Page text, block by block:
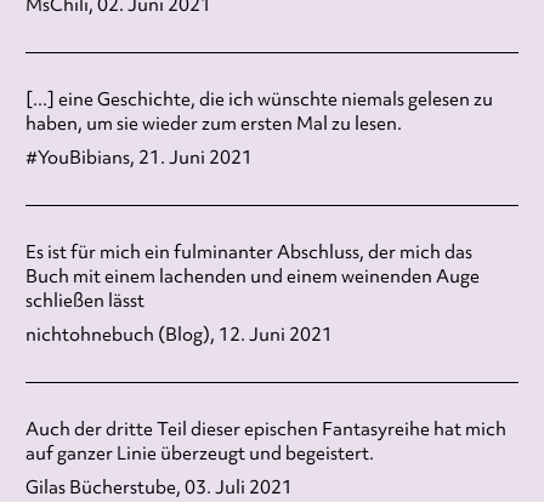
[...] eine Geschichte, die ich wünschte niemals gelesen zu
haben, um sie wieder zum ersten Mal zu lesen.
#YouBibians, 21. Juni 2021
Es ist für mich ein fulminanter Abschluss, der mich das
Buch mit einem lachenden und einem weinenden Auge
schließen lässt
nichtohnebuch (Blog), 12. Juni 2021
Auch der dritte Teil dieser epischen Fantasyreihe hat mich
auf ganzer Linie überzeugt und begeistert.
Gilas Bücherstube, 03. Juli 2021